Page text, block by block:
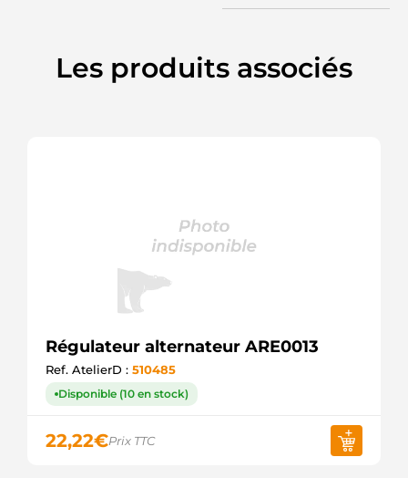
Les produits associés
Régulateur alternateur ARE0013
Ref. AtelierD : 510485
Disponible (10 en stock)
22,22€Prix TTC